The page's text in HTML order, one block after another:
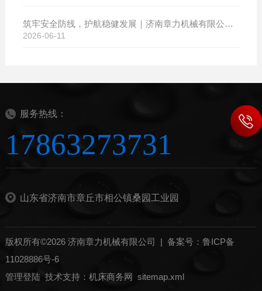
筑牢安全防线，护航稳健发展｜济南章力机械有限公司开展2026年安全生产月系列活动
2026-06-11
服务热线：
17863273731
山东省济南市章丘市相公镇桑园工业园
版权所有©2026 济南章力机械有限公司 | 备案号：鲁ICP备
11028886号-6
管理登陆技术支持： 机床商务网 sitemap.xml